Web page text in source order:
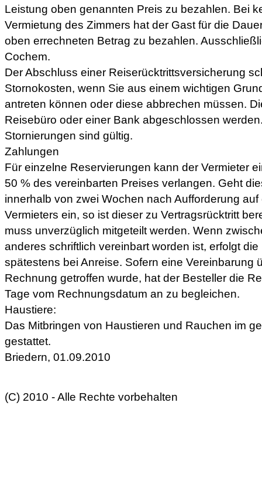
Leistung oben genannten Preis zu bezahlen. Bei
Vermietung des Zimmers hat der Gast für die
oben errechneten Betrag zu bezahlen.
Cochem.
Der Abschluss einer Reiserücktrittsversicherung
Stornokosten, wenn Sie aus einem wichtigen
antreten können oder diese abbrechen müssen.
Reisebüro oder einer Bank abgeschlossen
Stornierungen sind gültig.
Zahlungen
Für einzelne Reservierungen kann der Vermieter
50 % des vereinbarten Preises verlangen. Geht
innerhalb von zwei Wochen nach Aufforderung
Vermieters ein, so ist dieser zu Vertragsrücktritt
muss unverzüglich mitgeteilt werden. Wenn
anderes schriftlich vereinbart worden ist, erfolgt
spätestens bei Anreise. Sofern eine Vereinbarung
Rechnung getroffen wurde, hat der Besteller die
Tage vom Rechnungsdatum an zu begleichen.
Haustiere:
Das Mitbringen von Haustieren und Rauchen im
gestattet.
Briedern, 01.09.2010
(C) 2010 - Alle Rechte vorbehalten